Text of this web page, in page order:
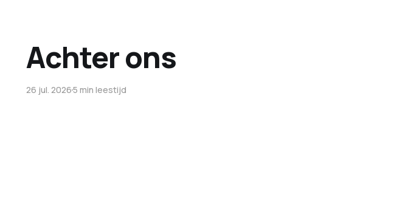
Achter ons
26 jul. 20265 min leestijd